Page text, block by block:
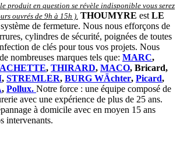
produit en question se révèle indisponible vous serez
ouvrés de 9h à 15h ) THOUMYRE est LE
de fermeture. Nous nous efforçons de
cylindres de sécurité, poignées de toutes
de clés pour tous vos projets. Nous
nombreuses marques tels que: MARC,
, THIRARD, MACO, Bricard,
, STREMLER, BURG WÄchter, Picard,
, Pollux. Notre force : une équipe composé de
avec une expérience de plus de 25 ans.
à domicile avec en moyen 15 ans
intervenants.